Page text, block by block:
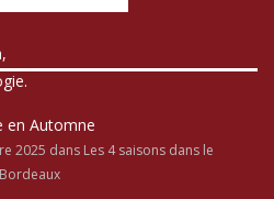
en Automne
2025 dans Les 4 saisons dans le